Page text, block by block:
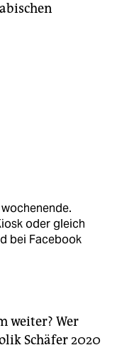
oder gleich
bei Facebook
weiter? Wer
Schäfer 2020